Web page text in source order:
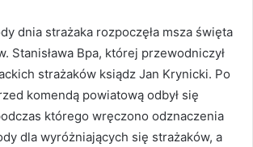
dnia strażaka rozpoczęła msza święta
Stanisława Bpa, której przewodniczył
strażaków ksiądz Jan Krynicki. Po
komendą powiatową odbył się
którego wręczono odznaczenia
dla wyróżniających się strażaków, a